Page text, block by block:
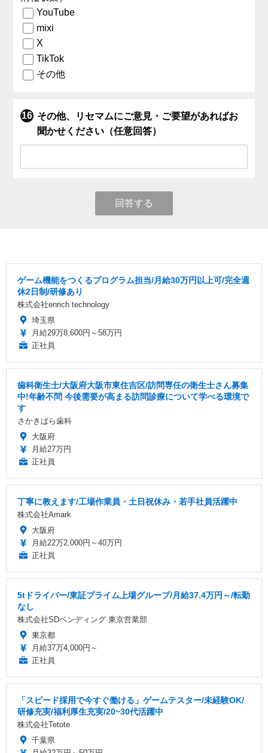
YouTube
mixi
X
TikTok
その他
その他、リセマムにご意見・ご要望があればお
聞かせください（任意回答）
回答する
ゲーム機能をつくるプログラム担当/月給30万円以上可/完全週
休2日制/研修あり
株式会社enrich technology
埼玉県
月給29万8,600円～58万円
正社員
歯科衛生士/大阪府大阪市東住吉区/訪問専任の衛生士さん募集
中!年齢不問 今後需要が高まる訪問診療について学べる環境で
す
さかきばら歯科
大阪府
月給27万円
正社員
丁寧に教えます/工場作業員・土日祝休み・若手社員活躍中
株式会社Amark
大阪府
月給22万2,000円～40万円
正社員
5tドライバー/東証プライム上場グループ/月給37.4万円～/転勤
なし
株式会社SDベンディング 東京営業部
東京都
月給37万4,000円～
正社員
「スピード採用で今すぐ働ける」ゲームテスター/未経験OK/
研修充実/福利厚生充実/20~30代活躍中
株式会社Tetote
千葉県